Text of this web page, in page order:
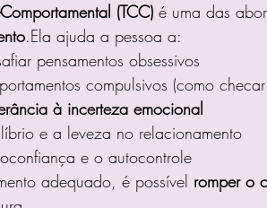
(TCC) é uma das
.Ela ajuda a pessoa a:
pensamentos obsessivos
compulsivos (como
à incerteza emocional
e a leveza no relacionamento
e o autocontrole
adequado, é possível romper o